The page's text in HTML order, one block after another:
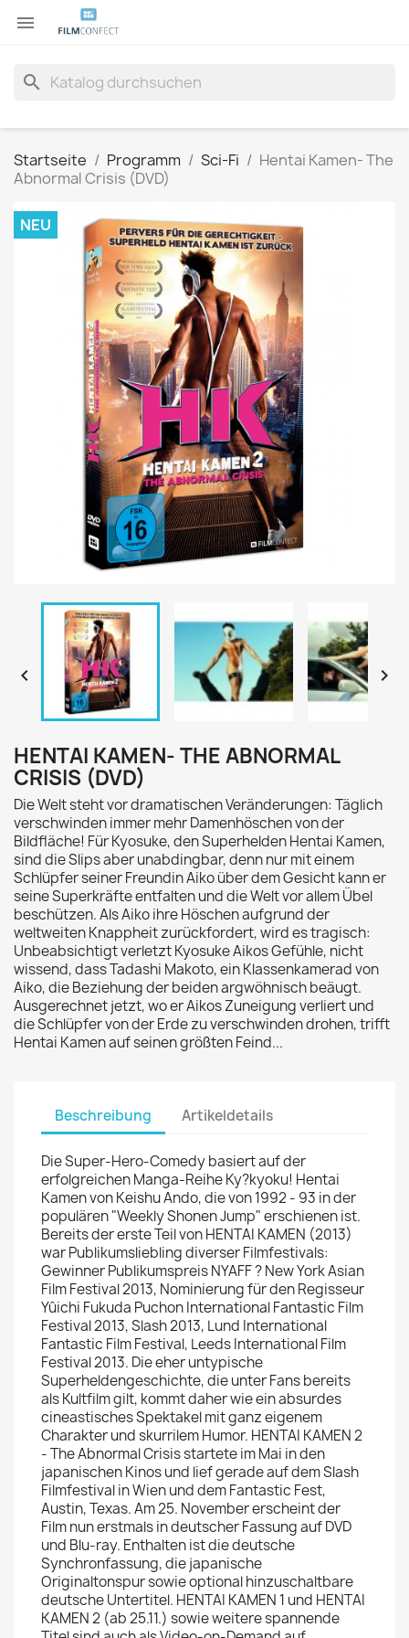

search
Startseite Programm Sci-Fi
Hentai Kamen- The
Abnormal Crisis (DVD)
NEU
 
HENTAI KAMEN- THE ABNORMAL
CRISIS (DVD)
Die Welt steht vor dramatischen Veränderungen: Täglich
verschwinden immer mehr Damenhöschen von der
Bildfläche! Für Kyosuke, den Superhelden Hentai Kamen,
sind die Slips aber unabdingbar, denn nur mit einem
Schlüpfer seiner Freundin Aiko über dem Gesicht kann er
seine Superkräfte entfalten und die Welt vor allem Übel
beschützen. Als Aiko ihre Höschen aufgrund der
weltweiten Knappheit zurückfordert, wird es tragisch:
Unbeabsichtigt verletzt Kyosuke Aikos Gefühle, nicht
wissend, dass Tadashi Makoto, ein Klassenkamerad von
Aiko, die Beziehung der beiden argwöhnisch beäugt.
Ausgerechnet jetzt, wo er Aikos Zuneigung verliert und
die Schlüpfer von der Erde zu verschwinden drohen, trifft
Hentai Kamen auf seinen größten Feind...
Beschreibung Artikeldetails
Die Super-Hero-Comedy basiert auf der
erfolgreichen Manga-Reihe Ky?kyoku! Hentai
Kamen von Keishu Ando, die von 1992 - 93 in der
populären "Weekly Shonen Jump" erschienen ist.
Bereits der erste Teil von HENTAI KAMEN (2013)
war Publikumsliebling diverser Filmfestivals:
Gewinner Publikumspreis NYAFF ? New York Asian
Film Festival 2013, Nominierung für den Regisseur
Yûichi Fukuda Puchon International Fantastic Film
Festival 2013, Slash 2013, Lund International
Fantastic Film Festival, Leeds International Film
Festival 2013. Die eher untypische
Superheldengeschichte, die unter Fans bereits
als Kultfilm gilt, kommt daher wie ein absurdes
cineastisches Spektakel mit ganz eigenem
Charakter und skurrilem Humor. HENTAI KAMEN 2
- The Abnormal Crisis startete im Mai in den
japanischen Kinos und lief gerade auf dem Slash
Filmfestival in Wien und dem Fantastic Fest,
Austin, Texas. Am 25. November erscheint der
Film nun erstmals in deutscher Fassung auf DVD
und Blu-ray. Enthalten ist die deutsche
Synchronfassung, die japanische
Originaltonspur sowie optional hinzuschaltbare
deutsche Untertitel. HENTAI KAMEN 1 und HENTAI
KAMEN 2 (ab 25.11.) sowie weitere spannende